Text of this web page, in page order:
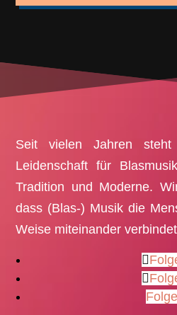
Seit vielen Jahren
Leidenschaft für
Tradition und Moderne.
dass (Blas-) Musik die
Weise miteinander